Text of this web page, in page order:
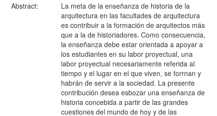
Abstract:
La meta de la enseñanza de historia de la
arquitectura en las facultades de arquitectura
es contribuir a la formación de arquitectos más
que a la de historiadores. Como consecuencia,
la enseñanza debe estar orientada a apoyar a
los estudiantes en su labor proyectual, una
labor proyectual necesariamente referida al
tiempo y el lugar en el que viven, se forrnan y
habrán de servir a la sociedad. La presente
contribución desea esbozar una enseñanza de
historia concebida a partir de las grandes
cuestiones del mundo de hoy y de las